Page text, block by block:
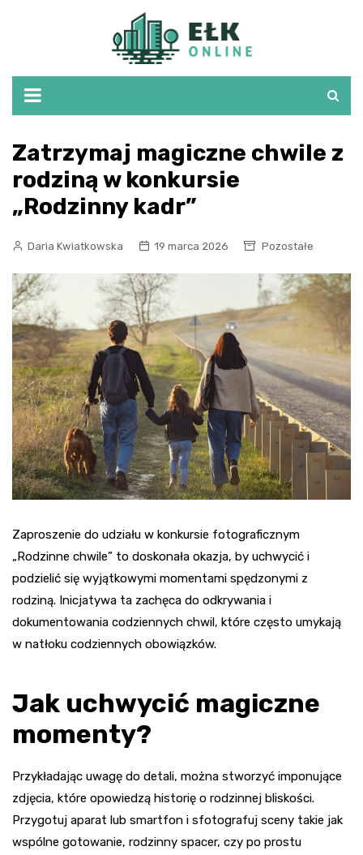
Zatrzymaj magiczne chwile z
rodziną w konkursie
„Rodzinny kadr”
Daria Kwiatkowska 19 marca 2026 Pozostałe
Zaproszenie do udziału w konkursie fotograficznym
„Rodzinne chwile” to doskonała okazja, by uchwycić i
podzielić się wyjątkowymi momentami spędzonymi z
rodziną. Inicjatywa ta zachęca do odkrywania i
dokumentowania codziennych chwil, które często umykają
w natłoku codziennych obowiązków.
Jak uchwycić magiczne
momenty?
Przykładając uwagę do detali, można stworzyć imponujące
zdjęcia, które opowiedzą historię o rodzinnej bliskości.
Przygotuj aparat lub smartfon i sfotografuj sceny takie jak
wspólne gotowanie, rodzinny spacer, czy po prostu